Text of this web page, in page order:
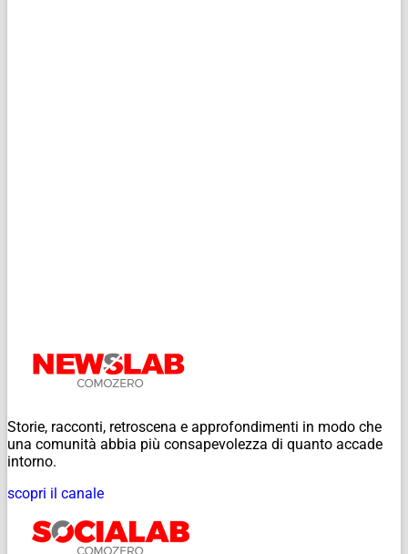
Storie, racconti, retroscena e approfondimenti in modo che
una comunità abbia più consapevolezza di quanto accade
intorno.
scopri il canale